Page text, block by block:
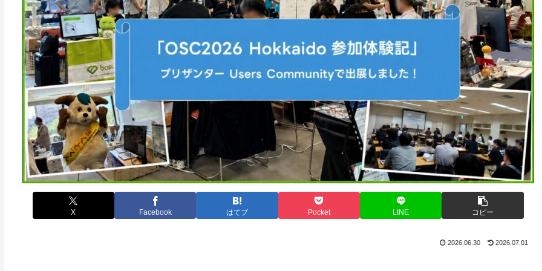
X Facebook はてブ Pocket LINE コピー
2026.06.30 2026.07.01